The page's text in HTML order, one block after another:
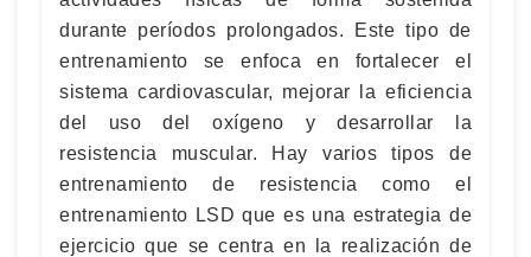
durante períodos prolongados. Este tipo de
entrenamiento se enfoca en fortalecer el
sistema cardiovascular, mejorar la eficiencia
del uso del oxígeno y desarrollar la
resistencia muscular. Hay varios tipos de
entrenamiento de resistencia como el
entrenamiento LSD que es una estrategia de
ejercicio que se centra en la realización de